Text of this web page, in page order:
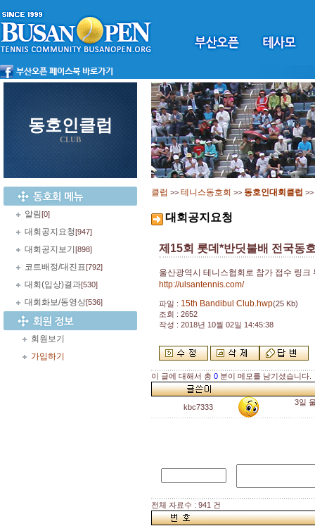
동호인클럽
CLUB
알림[0]
대회공지요청[947]
대회공지보기 [898]
코트배정/대진표[792]
대회(입상)결과[530]
대회화보/동영상[536]
회원보기
가입하기
클럽 >> 테니스동호회 >> 동호인대회클럽 >>
대회공지요청
제15회 롯데*반딧불배 전국동
울산광역시 테니스협회로 참가 접수 링크
http://ulsantennis.com/
파일 : 15th Bandibul Club.hwp(25 Kb)
조회 : 2652
작성 : 2018년 10월 02일 14:45:38
이 글에 대해서 총 0 분이 메모를 남기셨습니다.
kbc7333
3일
전체 자료수 : 941 건